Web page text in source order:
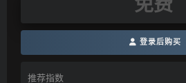
免费
登录后购买
推荐指数